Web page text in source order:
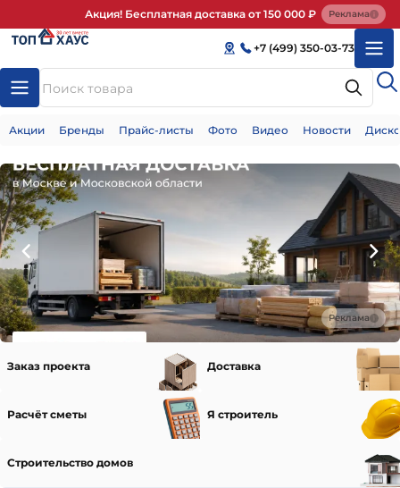
Акция! Бесплатная доставка от 150 000 ₽ Реклама
+7 (499) 350-03-73
Акции Бренды Прайс-листы Фото Видео Новости
Реклама
Заказ проекта Доставка
Расчёт сметы Я строитель
Строительство домов